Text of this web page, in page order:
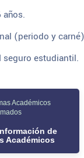
años.
(periodo y
seguro estudiantil.
Académicos
de
Académicos